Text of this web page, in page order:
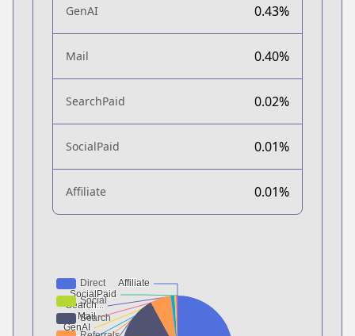
GenAI 0.43%
Mail 0.40%
SearchPaid 0.02%
SocialPaid 0.01%
Affiliate 0.01%